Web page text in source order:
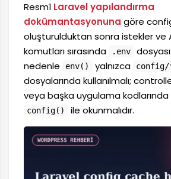
Resmî Laravel yapılandırma
dokümantasyonuna göre
oluşturulduktan sonra istekler ve
komutları sırasında
.env
nedenle
env() yalnızca config/
dosyalarında kullanılmalı;
veya başka uygulama
config() ile okunmalıdır.